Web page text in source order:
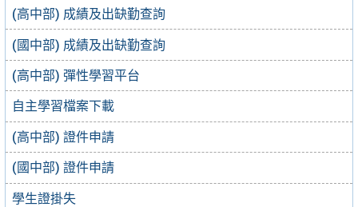
(高中部) 成績及出缺勤查詢
(國中部) 成績及出缺勤查詢
(高中部) 彈性學習平台
自主學習檔案下載
(高中部) 證件申請
(國中部) 證件申請
學生證掛失